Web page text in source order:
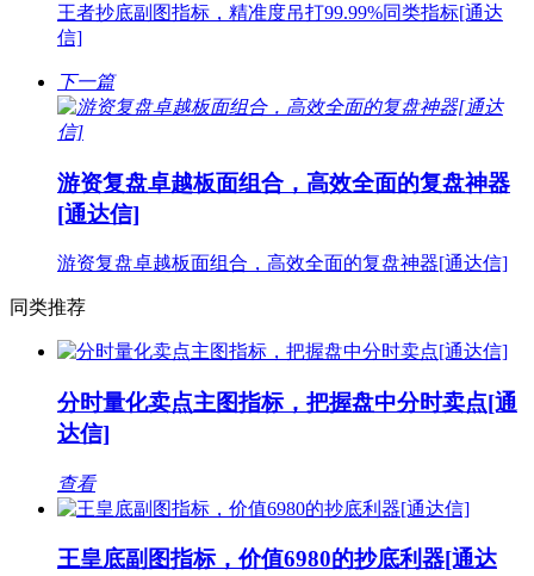
王者抄底副图指标，精准度吊打99.99%同类指标[通达
信]
下一篇
游资复盘卓越板面组合，高效全面的复盘神器
[通达信]
游资复盘卓越板面组合，高效全面的复盘神器[通达信]
同类推荐
分时量化卖点主图指标，把握盘中分时卖点[通
达信]
查看
王皇底副图指标，价值6980的抄底利器[通达